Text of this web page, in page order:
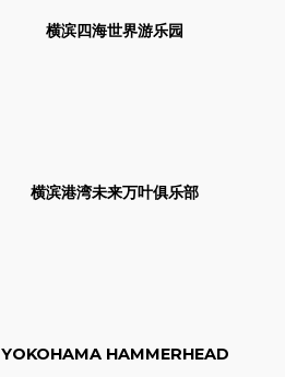
横滨四海世界游乐园
横滨港湾未来万叶俱乐部
YOKOHAMA HAMMERHEAD